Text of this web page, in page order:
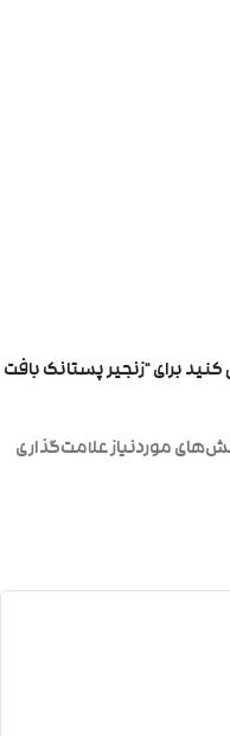
برای “زنجیر پستانک بافت
موردنیاز علامت‌گذاری